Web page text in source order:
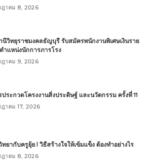
ฎาคม 8, 2026
นีวิทยุราชมงคลธัญบุรี รับสมัครพนักงานพิเศษเงินราย
ำแหน่งนักการภารโรง
ฎาคม 9, 2026
ประกวดโครงงานสิ่งประดิษฐ์ และนวัตกรรม ครั้งที่ 11
ฎาคม 17, 2026
ทยากับครูยุ้ย l วิธีสร้างใจให้เข้มแข็ง ต้องทำอย่างไร
ฎาคม 8, 2026